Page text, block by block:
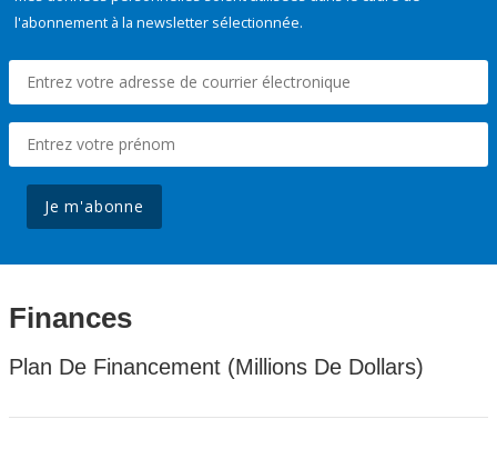
l'abonnement à la newsletter sélectionnée.
Je m'abonne
Finances
Plan De Financement (Millions De Dollars)